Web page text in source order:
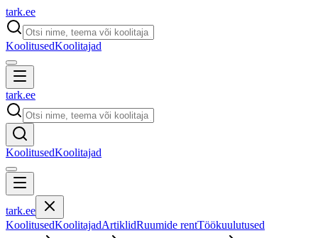
tark.ee
KoolitusedKoolitajad
tark.ee
KoolitusedKoolitajad
tark.ee
KoolitusedKoolitajadArtiklidRuumide rentTöökuulutused